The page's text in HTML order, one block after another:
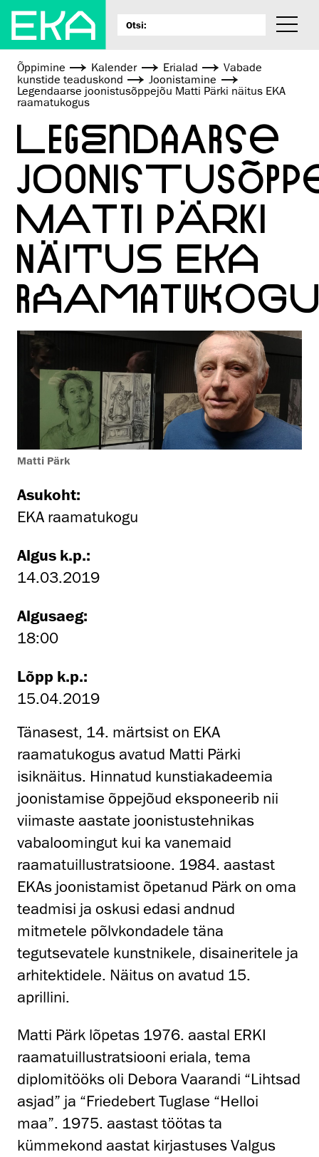
Õppimine Kalender Erialad
Vabade
kunstide teaduskond
Joonistamine
Legendaarse joonistusõppejõu Matti Pärki näitus EKA
raamatukogus
LEGENDAARSE
MATTI PÄRKI
NÄITUS EKA
Matti Pärk
Asukoht:
EKA raamatukogu
Algus k.p.:
14.03.2019
Algusaeg:
18:00
Lõpp k.p.:
15.04.2019
Tänasest, 14. märtsist on EKA
raamatukogus avatud Matti Pärki
isiknäitus. Hinnatud kunstiakadeemia
joonistamise õppejõud eksponeerib nii
viimaste aastate joonistustehnikas
vabaloomingut kui ka vanemaid
raamatuillustratsioone. 1984. aastast
EKAs joonistamist õpetanud Pärk on oma
teadmisi ja oskusi edasi andnud
mitmetele põlvkondadele täna
tegutsevatele kunstnikele, disaineritele ja
arhitektidele. Näitus on avatud 15.
aprillini.
Matti Pärk lõpetas 1976. aastal ERKI
raamatuillustratsiooni eriala, tema
diplomitööks oli Debora Vaarandi “Lihtsad
asjad” ja “Friedebert Tuglase “Helloi
maa”. 1975. aastast töötas ta
kümmekond aastat kirjastuses Valgus